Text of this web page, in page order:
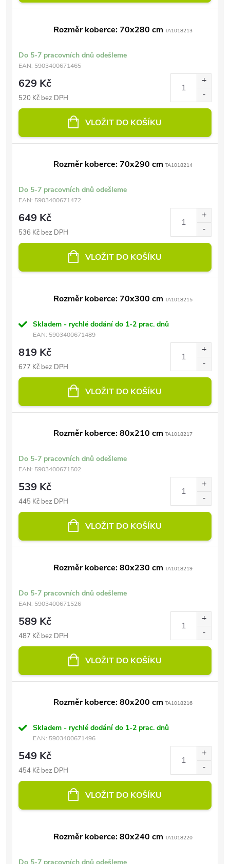
Rozměr koberce: 70x280 cm TA1018213
Do 5-7 pracovních dnů odešleme
EAN: 5903400671465
629 Kč
520 Kč bez DPH
VLOŽIT DO KOŠÍKU
Rozměr koberce: 70x290 cm TA1018214
Do 5-7 pracovních dnů odešleme
EAN: 5903400671472
649 Kč
536 Kč bez DPH
VLOŽIT DO KOŠÍKU
Rozměr koberce: 70x300 cm TA1018215
Skladem - rychlé dodání do 1-2 prac. dnů
EAN: 5903400671489
819 Kč
677 Kč bez DPH
VLOŽIT DO KOŠÍKU
Rozměr koberce: 80x210 cm TA1018217
Do 5-7 pracovních dnů odešleme
EAN: 5903400671502
539 Kč
445 Kč bez DPH
VLOŽIT DO KOŠÍKU
Rozměr koberce: 80x230 cm TA1018219
Do 5-7 pracovních dnů odešleme
EAN: 5903400671526
589 Kč
487 Kč bez DPH
VLOŽIT DO KOŠÍKU
Rozměr koberce: 80x200 cm TA1018216
Skladem - rychlé dodání do 1-2 prac. dnů
EAN: 5903400671496
549 Kč
454 Kč bez DPH
VLOŽIT DO KOŠÍKU
Rozměr koberce: 80x240 cm TA1018220